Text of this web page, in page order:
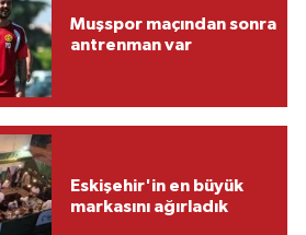
Muşspor maçından sonra
antrenman var
Eskişehir'in en büyük
markasını ağırladık